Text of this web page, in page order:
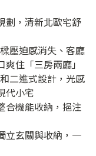
劃，清新北歐宅舒
壓迫感消失、客廳
住「三房兩廳」
二進式設計，光感
代小宅
合機能收納，挹注
立玄關與收納，一